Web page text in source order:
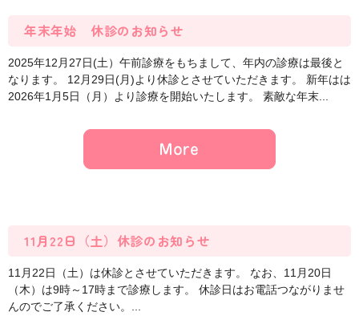
年末年始 休診のお知らせ
2025年12月27日(土）午前診療をもちまして、年内の診療は最後と
なります。 12月29日(月)より休診とさせていただきます。 新年はは
2026年1月5日（月）より診療を開始いたします。 素敵な年末...
11月22日（土）休診のお知らせ
11月22日（土）は休診とさせていただきます。 なお、11月20日
（木）は9時～17時まで診療します。 休診日はお電話つながりませ
んのでご了承ください。...